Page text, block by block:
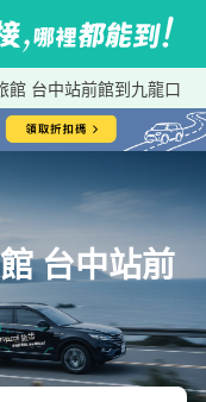
館 台中站前館到九龍口
台中站前